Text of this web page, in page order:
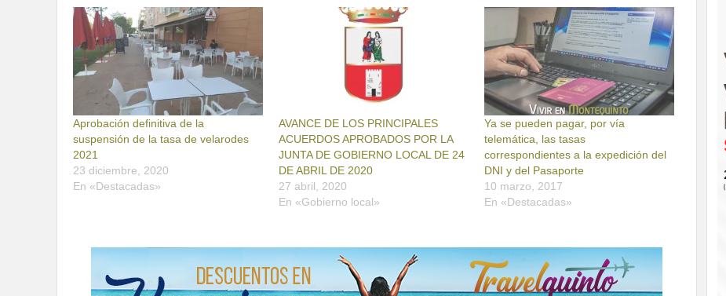
Aprobación definitiva de la
suspensión de la tasa de velarodes
2021
23 diciembre, 2020
En «Destacadas»
AVANCE DE LOS PRINCIPALES
ACUERDOS APROBADOS POR LA
JUNTA DE GOBIERNO LOCAL DE 24
DE ABRIL DE 2020
27 abril, 2020
En «Gobierno local»
Ya se pueden pagar, por vía
telemática, las tasas
correspondientes a la expedición del
DNI y del Pasaporte
10 marzo, 2017
En «Destacadas»